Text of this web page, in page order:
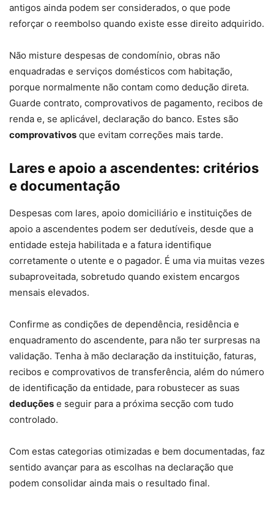
antigos ainda podem ser considerados, o que pode
reforçar o reembolso quando existe esse direito adquirido.
Não misture despesas de condomínio, obras não
enquadradas e serviços domésticos com habitação,
porque normalmente não contam como dedução direta.
Guarde contrato, comprovativos de pagamento, recibos de
renda e, se aplicável, declaração do banco. Estes são
comprovativos que evitam correções mais tarde.
Lares e apoio a ascendentes: critérios
e documentação
Despesas com lares, apoio domiciliário e instituições de
apoio a ascendentes podem ser dedutíveis, desde que a
entidade esteja habilitada e a fatura identifique
corretamente o utente e o pagador. É uma via muitas vezes
subaproveitada, sobretudo quando existem encargos
mensais elevados.
Confirme as condições de dependência, residência e
enquadramento do ascendente, para não ter surpresas na
validação. Tenha à mão declaração da instituição, faturas,
recibos e comprovativos de transferência, além do número
de identificação da entidade, para robustecer as suas
deduções e seguir para a próxima secção com tudo
controlado.
Com estas categorias otimizadas e bem documentadas, faz
sentido avançar para as escolhas na declaração que
podem consolidar ainda mais o resultado final.